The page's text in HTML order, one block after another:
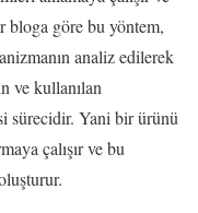
bloga göre bu yöntem,
analiz edilerek
ve kullanılan
sürecidir. Yani bir ürünü
çalışır ve bu